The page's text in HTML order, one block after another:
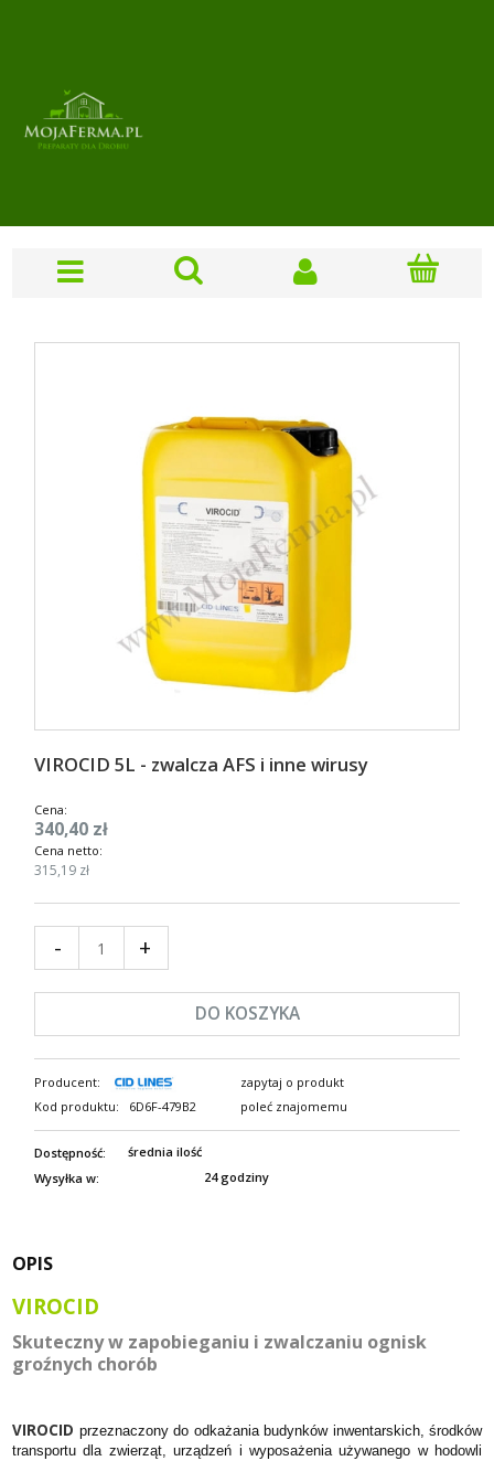
VIROCID 5L - zwalcza AFS i inne wirusy
Cena:
340,40 zł
Cena netto:
315,19 zł
- +
DO KOSZYKA
Producent:
Kod produktu:
6D6F-479B2
zapytaj o produkt
poleć znajomemu
Dostępność:
średnia ilość
Wysyłka w:
24 godziny
OPIS
VIROCID
Skuteczny w zapobieganiu i zwalczaniu ognisk
groźnych chorób
VIROCID przeznaczony do odkażania budynków inwentarskich, środków
transportu dla zwierząt, urządzeń i wyposażenia używanego w hodowli